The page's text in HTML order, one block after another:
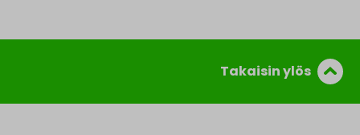
Takaisin ylös